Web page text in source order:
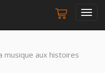
musique aux histoires